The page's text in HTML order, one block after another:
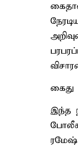
கைது
இந்த